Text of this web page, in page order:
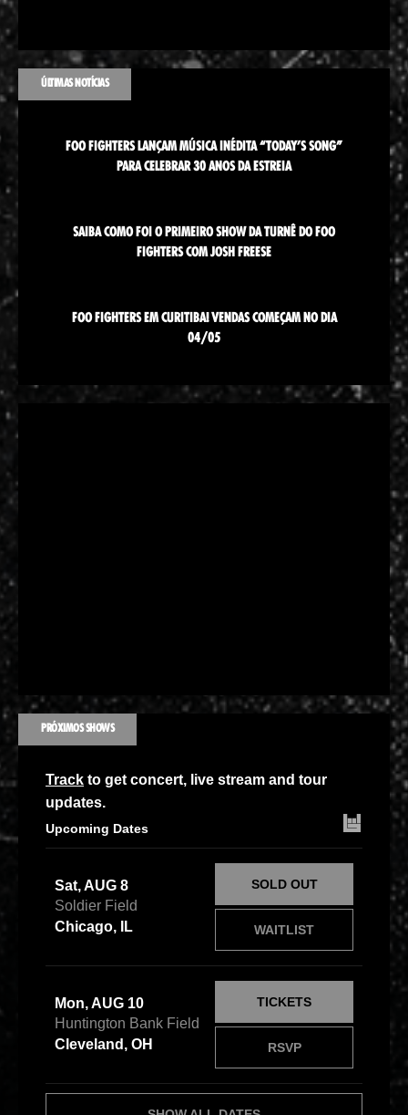
ÚLTIMAS NOTÍCIAS
FOO FIGHTERS LANÇAM MÚSICA INÉDITA “TODAY’S SONG”
PARA CELEBRAR 30 ANOS DA ESTREIA
SAIBA COMO FOI O PRIMEIRO SHOW DA TURNÊ DO FOO
FIGHTERS COM JOSH FREESE
FOO FIGHTERS EM CURITIBA! VENDAS COMEÇAM NO DIA
04/05
PRÓXIMOS SHOWS
Track to get concert, live stream and tour
updates.
Upcoming Dates
Sat, AUG 8
Soldier Field
Chicago, IL
WAITLIST
SOLD OUT
Mon, AUG 10
Huntington Bank Field
Cleveland, OH
RSVP
TICKETS